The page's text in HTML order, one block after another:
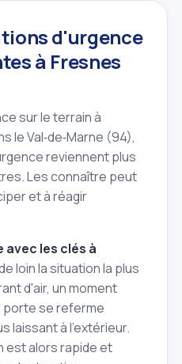
d'urgence
à Fresnes
sur le terrain à
le Val‑de‑Marne (94),
reviennent plus
Les connaître peut
et à réagir
avec les clés à
loin la situation la plus
d'air, un moment
porte se referme
laissant à l'extérieur.
est alors rapide et